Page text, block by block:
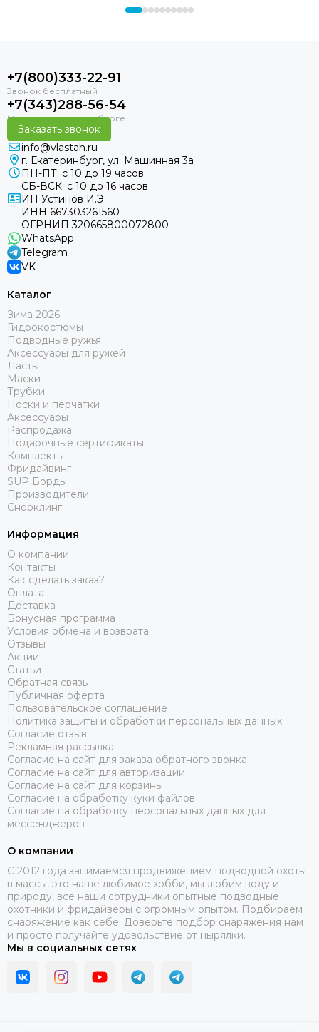
+7(800)333-22-91
+7(343)288-56-54
Заказать звонок
info@vlastah.ru
г. Екатеринбург, ул. Машинная 3а
ПН-ПТ: с 10 до 19 часов
СБ-ВСК: с 10 до 16 часов
ИП Устинов И.Э.
ИНН 667303261560
ОГРНИП 320665800072800
WhatsApp
Telegram
VK
Каталог
Зима 2026
Гидрокостюмы
Подводные ружья
Аксессуары для ружей
Ласты
Маски
Трубки
Носки и перчатки
Аксессуары
Распродажа
Подарочные сертификаты
Комплекты
Фридайвинг
SUP Борды
Производители
Снорклинг
Информация
О компании
Контакты
Как сделать заказ?
Оплата
Доставка
Бонусная программа
Условия обмена и возврата
Отзывы
Акции
Статьи
Обратная связь
Публичная оферта
Пользовательское соглашение
Политика защиты и обработки персональных данных
Согласие отзыв
Рекламная рассылка
Согласие на сайт для заказа обратного звонка
Согласие на сайт для авторизации
Согласие на сайт для корзины
Согласие на обработку куки файлов
Согласие на обработку персональных данных для
мессенджеров
О компании
C 2012 года занимаемся продвижением подводной охоты
в массы, это наше любимое хобби, мы любим воду и
природу, все наши сотрудники опытные подводные
охотники и фридайверы с огромным опытом. Подбираем
снаряжение как себе. Доверьте подбор снаряжения нам
и просто получайте удовольствие от нырялки.
Мы в социальных сетях